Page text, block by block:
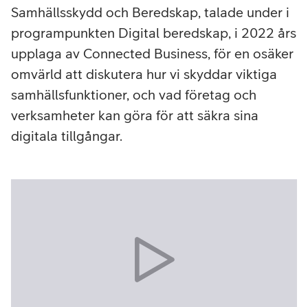
Samhällsskydd och Beredskap, talade under i
programpunkten Digital beredskap, i 2022 års
upplaga av Connected Business, för en osäker
omvärld att diskutera hur vi skyddar viktiga
samhällsfunktioner, och vad företag och
verksamheter kan göra för att säkra sina
digitala tillgångar.